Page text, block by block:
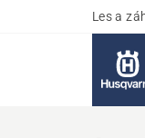
Les a